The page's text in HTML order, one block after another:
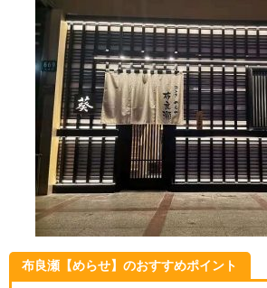
布良瀬【めらせ】のおすすめポイント